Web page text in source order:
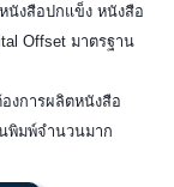
นังสือปกแข็ง หนังสือ
Offset มาตรฐาน
งการผลิตหนังสือ
พิมพ์จำนวนมาก